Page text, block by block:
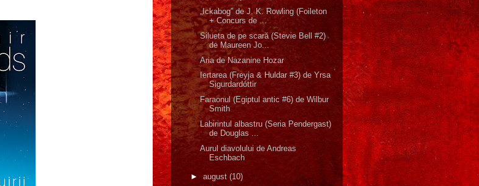
„Ickabog” de J. K. Rowling (Foileton
+ Concurs de ...
Silueta de pe scară (Stevie Bell #2)
de Maureen Jo...
Aria de Nazanine Hozar
Iertarea (Freyja & Huldar #3) de Yrsa
Sigurdardóttir
Faraonul (Egiptul antic #6) de Wilbur
Smith
Labirintul albastru (Seria Pendergast)
de Douglas ...
Aurul diavolului de Andreas
Eschbach
► august (10)